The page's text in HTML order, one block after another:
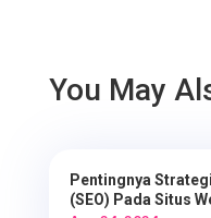
You May
Pentingnya
(SEO) Pada Situs